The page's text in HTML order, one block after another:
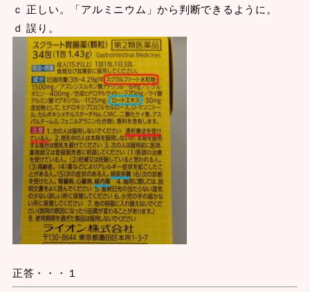
ｃ 正しい。「アルミニウム」から判断できるように。
ｄ 誤り。
正答・・・１